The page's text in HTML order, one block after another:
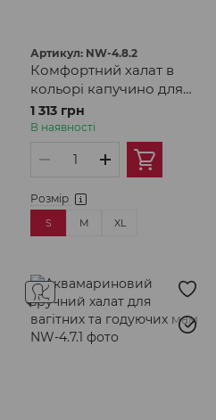
Артикул: NW-4.8.2
Комфортний халат в
кольорі капучино для
вагітних та годуючих
1 313 грн
В наявності
Розмір
S M XL